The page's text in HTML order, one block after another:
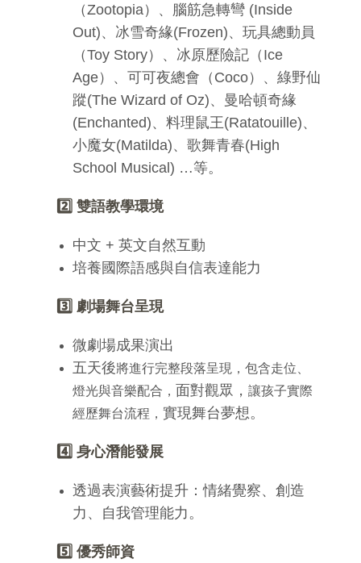
（Zootopia）、腦筋急轉彎 (Inside
Out)、冰雪奇緣(Frozen)、玩具總動員
（Toy Story）、冰原歷險記（Ice
Age）、可可夜總會（Coco）、綠野仙
蹤(The Wizard of Oz)、曼哈頓奇緣
(Enchanted)、料理鼠王(Ratatouille)、
小魔女(Matilda)、歌舞青春(High
School Musical) …等。
2️ 雙語教學環境
中文 + 英文自然互動
培養國際語感與自信表達能力
3️ 劇場舞台呈現
微劇場成果演出
五天後將進行完整段落呈現，包含走位、
燈光與音樂配合， 面對觀眾， 讓孩子實際
經歷舞台流程， 實現舞台夢想。
4️ 身心潛能發展
透過表演藝術提升：情緒覺察、創造
力、自我管理能力。
5️ 優秀師資